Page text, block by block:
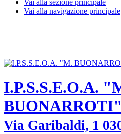
Vai alla sezione principale
Vai alla navigazione principale
I.P.S.S.E.O.A.
BUONARROTI"
Via Garibaldi, 1